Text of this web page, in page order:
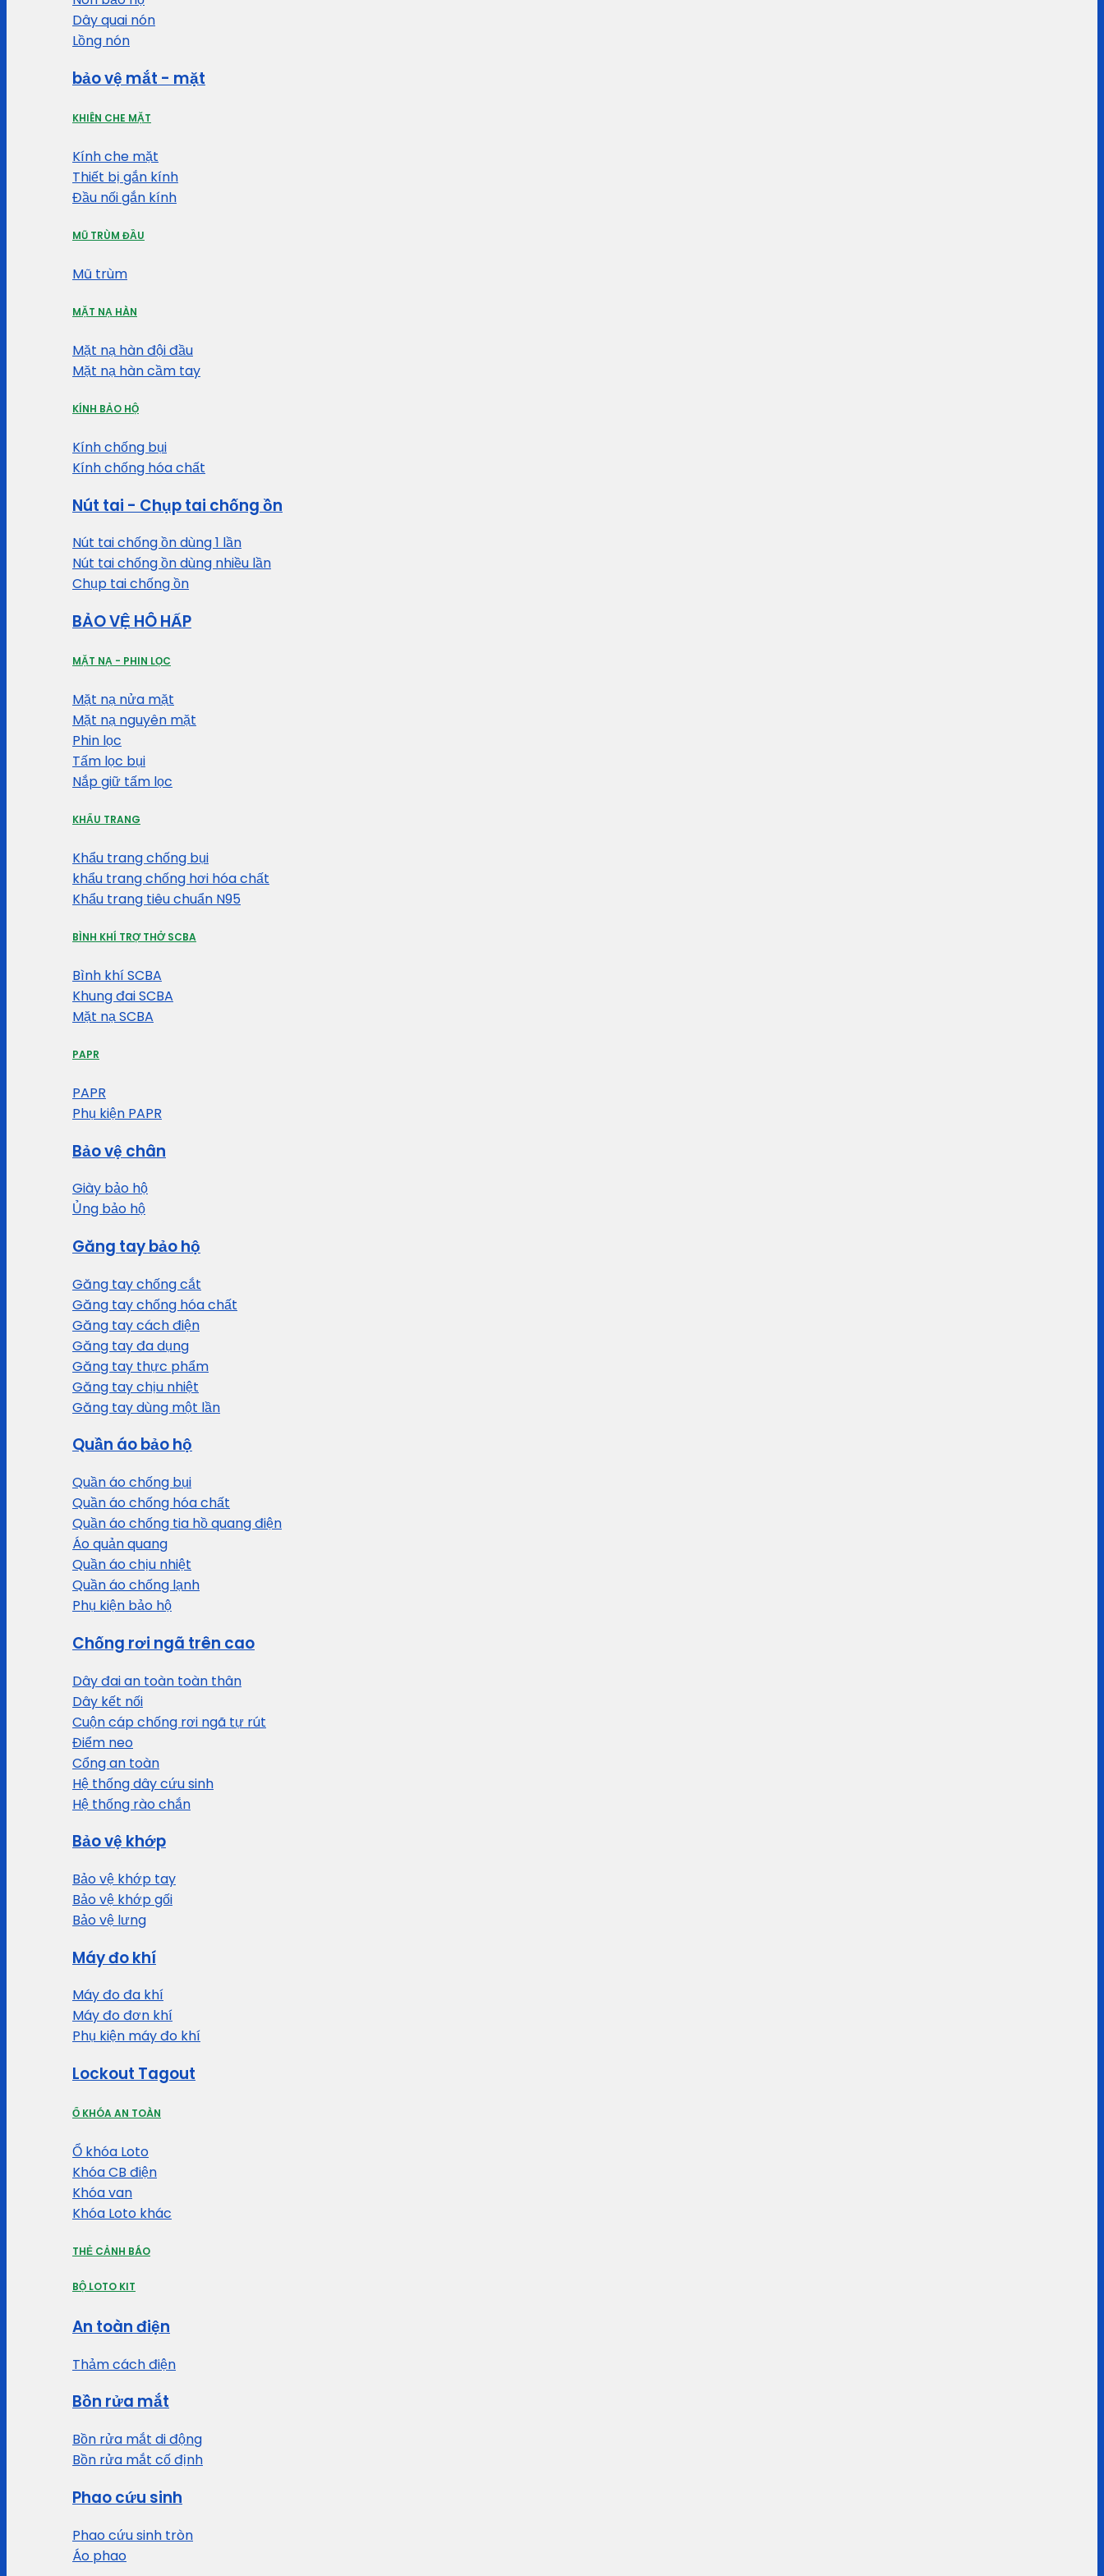
Dây quai nón
Lồng nón
bảo vệ mắt - mặt
KHIÊN CHE MẶT
Kính che mặt
Thiết bị gắn kính
Đầu nối gắn kính
MŨ TRÙM ĐẦU
Mũ trùm
MẶT NẠ HÀN
Mặt nạ hàn đội đầu
Mặt nạ hàn cầm tay
KÍNH BẢO HỘ
Kính chống bụi
Kính chống hóa chất
Nút tai - Chụp tai chống ồn
Nút tai chống ồn dùng 1 lần
Nút tai chống ồn dùng nhiều lần
Chụp tai chống ồn
BẢO VỆ HÔ HẤP
MẶT NẠ - PHIN LỌC
Mặt nạ nửa mặt
Mặt nạ nguyên mặt
Phin lọc
Tấm lọc bụi
Nắp giữ tấm lọc
KHẨU TRANG
Khẩu trang chống bụi
khẩu trang chống hơi hóa chất
Khẩu trang tiêu chuẩn N95
BÌNH KHÍ TRỢ THỞ SCBA
Bình khí SCBA
Khung đai SCBA
Mặt nạ SCBA
PAPR
PAPR
Phụ kiện PAPR
Bảo vệ chân
Giày bảo hộ
Ủng bảo hộ
Găng tay bảo hộ
Găng tay chống cắt
Găng tay chống hóa chất
Găng tay cách điện
Găng tay đa dụng
Găng tay thực phẩm
Găng tay chịu nhiệt
Găng tay dùng một lần
Quần áo bảo hộ
Quần áo chống bụi
Quần áo chống hóa chất
Quần áo chống tia hồ quang điện
Áo quản quang
Quần áo chịu nhiệt
Quần áo chống lạnh
Phụ kiện bảo hộ
Chống rơi ngã trên cao
Dây đai an toàn toàn thân
Dây kết nối
Cuộn cáp chống rơi ngã tự rút
Điểm neo
Cổng an toàn
Hệ thống dây cứu sinh
Hệ thống rào chắn
Bảo vệ khớp
Bảo vệ khớp tay
Bảo vệ khớp gối
Bảo vệ lưng
Máy đo khí
Máy đo đa khí
Máy đo đơn khí
Phụ kiện máy đo khí
Lockout Tagout
Ổ KHÓA AN TOÀN
Ổ khóa Loto
Khóa CB điện
Khóa van
Khóa Loto khác
THẺ CẢNH BÁO
BỘ LOTO KIT
An toàn điện
Thảm cách điện
Bồn rửa mắt
Bồn rửa mắt di động
Bồn rửa mắt cố định
Phao cứu sinh
Phao cứu sinh tròn
Áo phao